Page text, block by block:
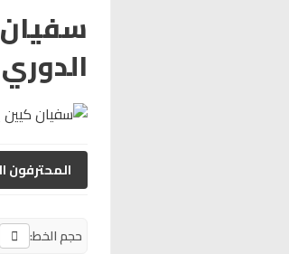
المحترفون
حجم الخط: